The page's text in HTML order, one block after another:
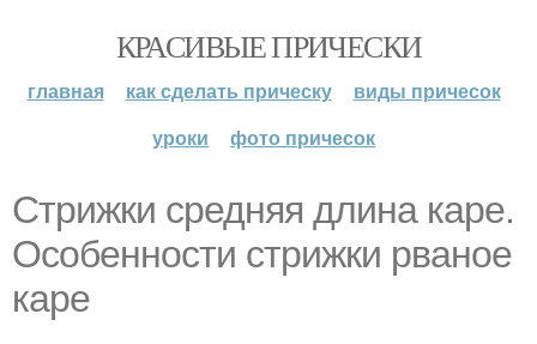
КРАСИВЫЕ ПРИЧЕСКИ
главная как сделать прическу
виды причесок
уроки
фото причесок
Стрижки средняя длина каре.
Особенности стрижки рваное
каре